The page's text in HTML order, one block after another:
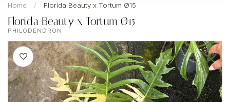
Home / Florida Beauty x Tortum Ø15
Florida Beauty x Tortum Ø15
PHILODENDRON